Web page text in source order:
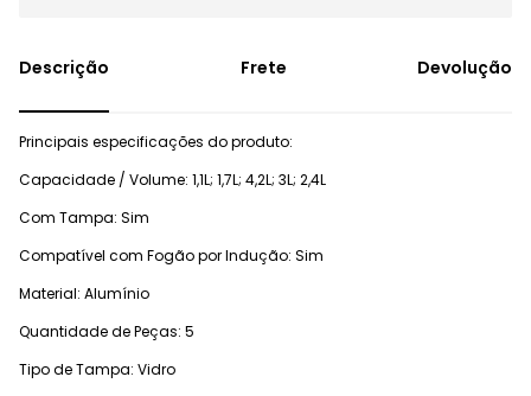
Frete Devolução
Principais especificações do produto:
Capacidade / Volume: 1,1L; 1,7L; 4,2L; 3L; 2,4L
Com Tampa: Sim
Compatível com Fogão por Indução: Sim
Material: Alumínio
Quantidade de Peças: 5
Tipo de Tampa: Vidro